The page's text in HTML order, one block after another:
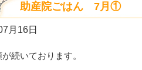
助産院ごはん 7月①
月16日
続いております。